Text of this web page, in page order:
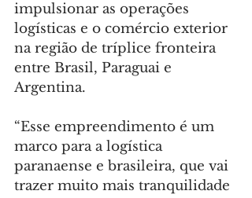
impulsionar as operações
logísticas e o comércio exterior
na região de tríplice fronteira
entre Brasil, Paraguai e
Argentina.
“Esse empreendimento é um
marco para a logística
paranaense e brasileira, que vai
trazer muito mais tranquilidade